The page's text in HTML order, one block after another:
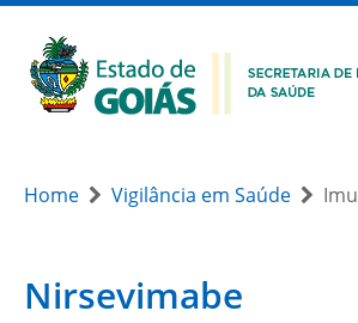
Home Vigilância em Saúde
Nirsevimabe